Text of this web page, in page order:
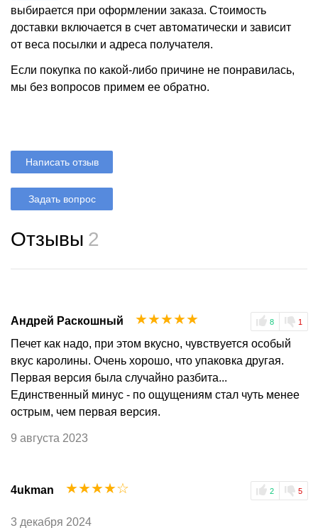
выбирается при оформлении заказа. Стоимость
доставки включается в счет автоматически и зависит
от веса посылки и адреса получателя.
Если покупка по какой-либо причине не понравилась,
мы без вопросов примем ее обратно.
Написать отзыв
Задать вопрос
Отзывы 2
Андрей Раскошный 8 1
☆
☆
☆
☆
☆
Печет как надо, при этом вкусно, чувствуется особый
вкус каролины. Очень хорошо, что упаковка другая.
Первая версия была случайно разбита...
Единственный минус - по ощущениям стал чуть менее
острым, чем первая версия.
9 августа 2023
4ukman 2 5
☆
☆
☆
☆
☆
3 декабря 2024